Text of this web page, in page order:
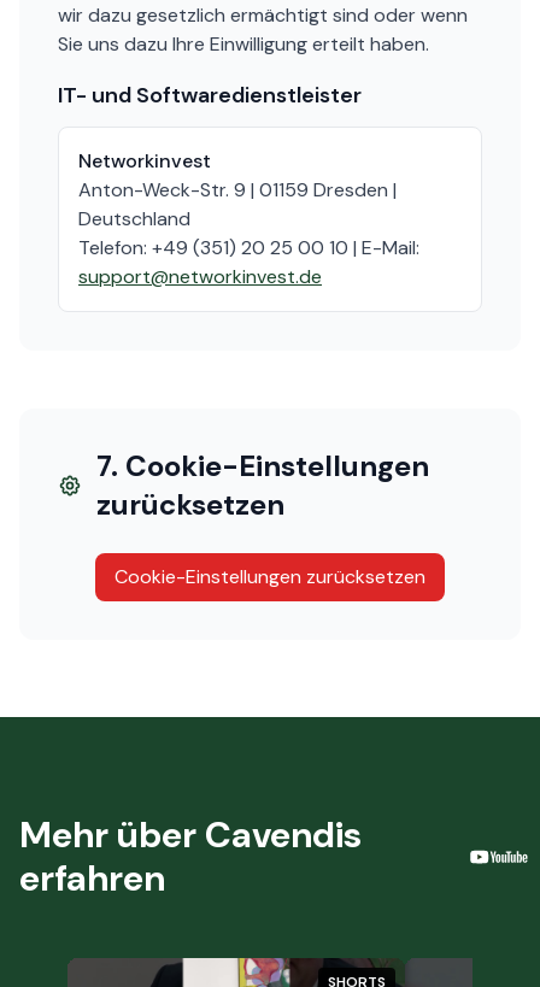
wir dazu gesetzlich ermächtigt sind oder wenn
Sie uns dazu Ihre Einwilligung erteilt haben.
IT- und Softwaredienstleister
Networkinvest
Anton-Weck-Str. 9 | 01159 Dresden |
Deutschland
Telefon: +49 (351) 20 25 00 10 | E-Mail:
support@networkinvest.de
7. Cookie-Einstellungen
zurücksetzen
Cookie-Einstellungen zurücksetzen
Mehr über Cavendis
erfahren
SHORTS